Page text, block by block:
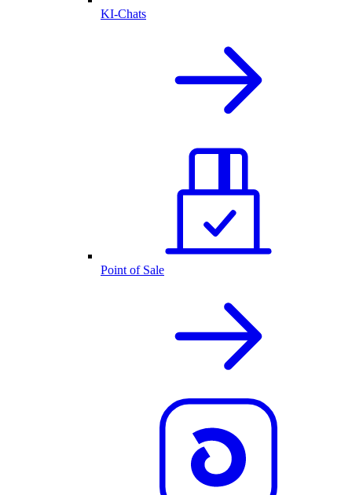
KI-Chats
Point of Sale